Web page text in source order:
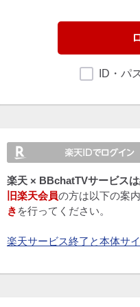
ID・パ
楽天 × BBchatTVサービスは
旧楽天会員の方は以下の案
き を行ってください。
楽天サービス終了と本体サ